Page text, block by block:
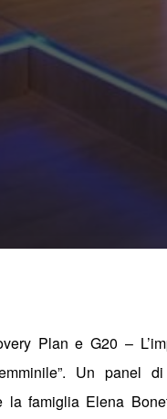
Plan e G20 –
Un panel
famiglia Elena